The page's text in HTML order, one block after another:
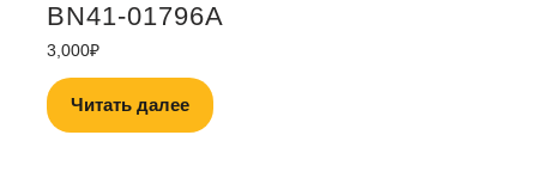
BN41-01796A
3,000₽
Читать далее